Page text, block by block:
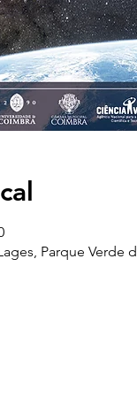
Parque Verde